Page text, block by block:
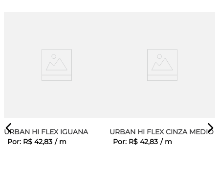
URBAN HI FLEX IGUANA
Por: R$ 42,83 / m
URBAN HI FLEX CINZA MEDIO
Por: R$ 42,83 / m